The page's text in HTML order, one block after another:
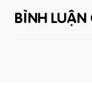
BÌNH